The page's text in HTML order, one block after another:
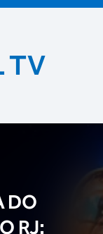
TV
DO
RJ: